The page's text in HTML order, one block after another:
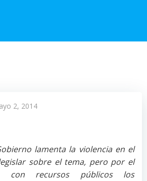
2, 2014
lamenta la violencia en el
sobre el tema, pero por el
con recursos públicos los